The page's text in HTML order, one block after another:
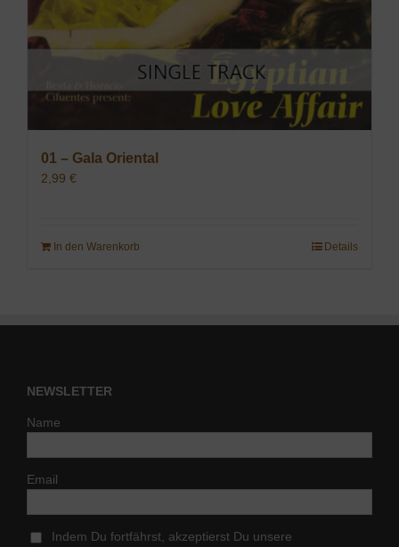
01 – Gala Oriental
2,99 €
In den Warenkorb Details
NEWSLETTER
Name
Email
Indem Du fortfährst, akzeptierst Du unsere